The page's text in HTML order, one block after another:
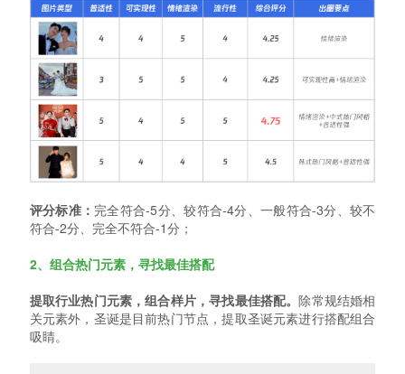
评分标准： 完全符合-5分、较符合-4分、一般符合-3分、较不
符合-2分、完全不符合-1分；
2、组合热门元素，寻找最佳搭配
提取行业热门元素，组合样片，寻找最佳搭配。除常规结婚相
关元素外，圣诞是目前热门节点，提取圣诞元素进行搭配组合
吸睛。